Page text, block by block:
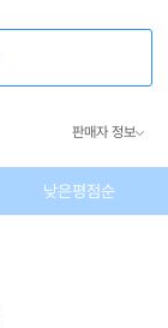
판매자 정보
낮은평점순